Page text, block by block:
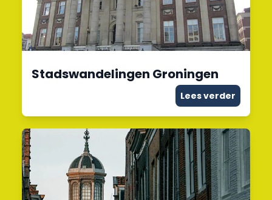
Stadswandelingen Groningen
Lees verder